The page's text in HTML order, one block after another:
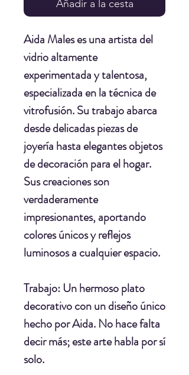
Añadir a la cesta
Aida Males es una artista del
vidrio altamente
experimentada y talentosa,
especializada en la técnica de
vitrofusión. Su trabajo abarca
desde delicadas piezas de
joyería hasta elegantes objetos
de decoración para el hogar.
Sus creaciones son
verdaderamente
impresionantes, aportando
colores únicos y reflejos
luminosos a cualquier espacio.
Trabajo: Un hermoso plato
decorativo con un diseño único
hecho por Aida. No hace falta
decir más; este arte habla por sí
solo.